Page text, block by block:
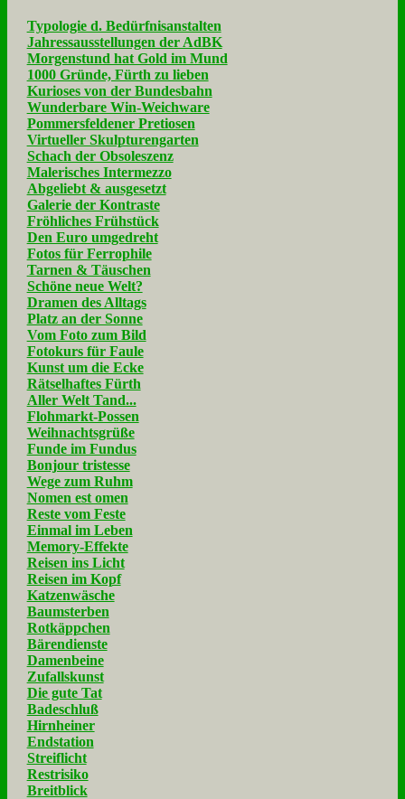
Typologie d. Bedürfnisanstalten
Jahressausstellungen der AdBK
Morgenstund hat Gold im Mund
1000 Gründe, Fürth zu lieben
Kurioses von der Bundesbahn
Wunderbare Win-Weichware
Pommersfeldener Pretiosen
Virtueller Skulpturengarten
Schach der Obsoleszenz
Malerisches Intermezzo
Abgeliebt & ausgesetzt
Galerie der Kontraste
Fröhliches Frühstück
Den Euro umgedreht
Fotos für Ferrophile
Tarnen & Täuschen
Schöne neue Welt?
Dramen des Alltags
Platz an der Sonne
Vom Foto zum Bild
Fotokurs für Faule
Kunst um die Ecke
Rätselhaftes Fürth
Aller Welt Tand...
Flohmarkt-Possen
Weihnachtsgrüße
Funde im Fundus
Bonjour tristesse
Wege zum Ruhm
Nomen est omen
Reste vom Feste
Einmal im Leben
Memory-Effekte
Reisen ins Licht
Reisen im Kopf
Katzenwäsche
Baumsterben
Rotkäppchen
Bärendienste
Damenbeine
Zufallskunst
Die gute Tat
Badeschluß
Hirnheiner
Endstation
Streiflicht
Restrisiko
Breitblick